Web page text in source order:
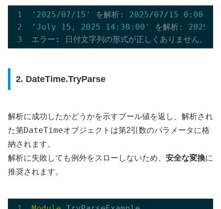
'2025/07/15' を解析: 2025/07/15 0 : 00
'July 15, 2025 14:30:00'
を解析: 2025
エラー: 日付文字列の形式が正しくありません。
2. DateTime.TryParse
解析に成功したかどうかを示すブール値を返し、解析され
た第DateTimeオブジェクトは第2引数のパラメータに格
納されます。
解析に失敗しても例外をスローしないため、 安全な変換に
推奨されます。